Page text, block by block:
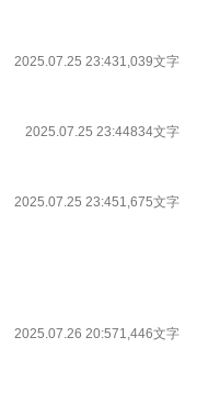
2025.07.25 23:431,039文字
2025.07.25 23:44834文字
2025.07.25 23:451,675文字
2025.07.26 20:571,446文字